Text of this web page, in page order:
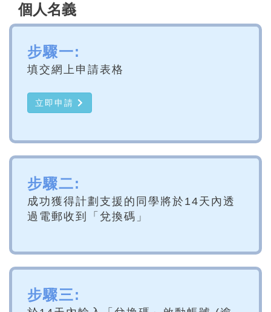
個人名義
步驟一:
填交網上申請表格
立即申請
步驟二:
成功獲得計劃支援的同學將於14天內透
過電郵收到「兌換碼」
步驟三: